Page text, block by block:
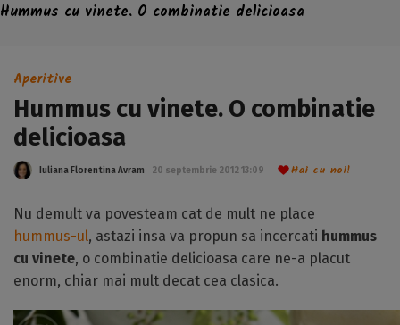
Hummus cu vinete. O combinatie delicioasa
Aperitive
Hummus cu vinete. O combinatie
delicioasa
Iuliana Florentina Avram 20 septembrie 2012 13:09 Hai cu noi!
Nu demult va povesteam cat de mult ne place
hummus-ul, astazi insa va propun sa incercati hummus
cu vinete, o combinatie delicioasa care ne-a placut
enorm, chiar mai mult decat cea clasica.